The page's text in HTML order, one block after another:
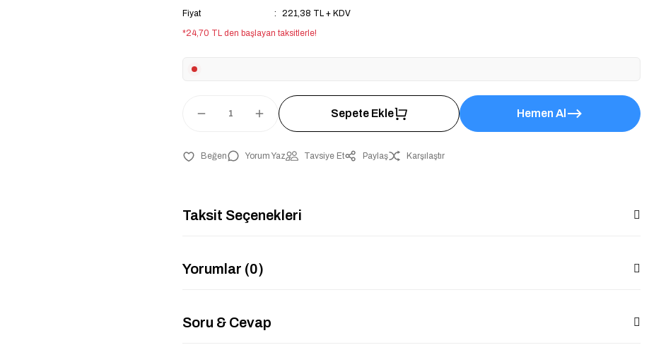
Fiyat
221,38 TL + KDV
*24,70 TL den başlayan taksitlerle!
Sepete Ekle Hemen Al
Yorum Yaz Tavsiye Et Paylaş Karşılaştır
Taksit Seçenekleri
Yorumlar (0)
Soru & Cevap